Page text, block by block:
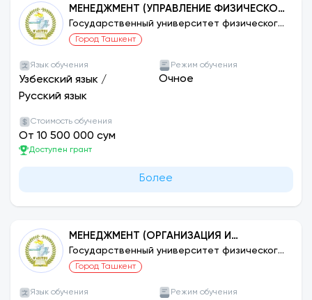
МЕНЕДЖМЕНТ (УПРАВЛЕНИЕ ФИЗИЧЕСКОЙ
КУЛЬТУРОЙ И СПОРТОМ)
Государственный университет физического
воспитания и спорта Узбекистана
Город Ташкент
Язык обучения
Узбекский язык /
Русский язык
Режим обучения
Очное
Стоимость обучения
От 10 500 000 сум
Доступен грант
Более
МЕНЕДЖМЕНТ (ОРГАНИЗАЦИЯ И
УПРАВЛЕНИЕ СПОРТИВНЫМИ
МЕРОПРИЯТИЯМИ)
Государственный университет физического
воспитания и спорта Узбекистана
Город Ташкент
Язык обучения Режим обучения